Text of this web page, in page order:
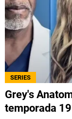
SERIES
Grey's
temporada